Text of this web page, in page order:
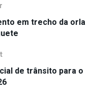
em trecho da orla
de trânsito para o